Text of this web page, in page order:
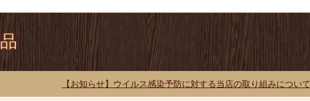
【お知らせ】ウイルス感染予防に対する当店の取り組みについて